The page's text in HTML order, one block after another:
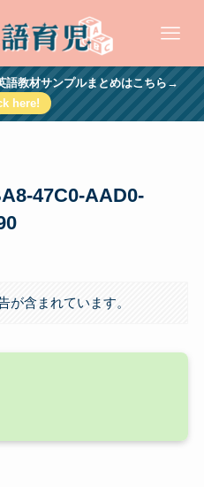
語教材サンプルまとめはこちら→
here!
47C0-AAD0-
が含まれています。